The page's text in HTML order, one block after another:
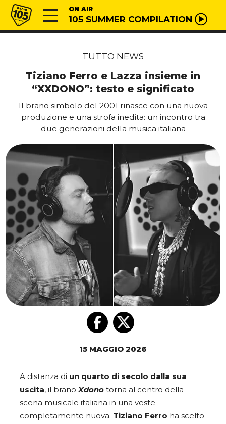
Vai al contenuto
Radio 105 ON AIR
105 SUMMER COMPILATION
TUTTO NEWS
Tiziano Ferro e Lazza insieme in
“XXDONO”: testo e significato
Il brano simbolo del 2001 rinasce con una nuova
produzione e una strofa inedita: un incontro tra
due generazioni della musica italiana
15 MAGGIO 2026
A distanza di un quarto di secolo dalla sua
uscita, il branoXdono torna al centro della
scena musicale italiana in una veste
completamente nuova. Tiziano Ferro ha scelto